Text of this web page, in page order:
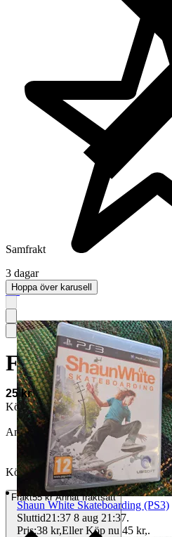
5.0
FIFA 16 - XBOX
25 kr
Köparskydd är valfritt hos företag.
Annonsen är avslutad
Köpförfrågan är tyvärr inte
Frakt55 kr Annat fraktsätt
Samfrakt
3 dagar
Hoppa över karusell
Shaun White Skateboarding (PS3)
Sluttid21:37 8 aug 21:37.
Pris:38 kr,Eller Köp nu 45 kr,.